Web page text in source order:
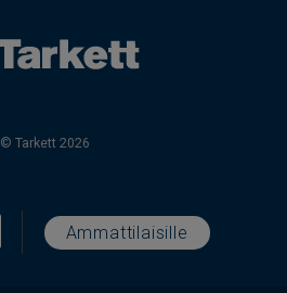
© Tarkett 2026
Ammattilaisille